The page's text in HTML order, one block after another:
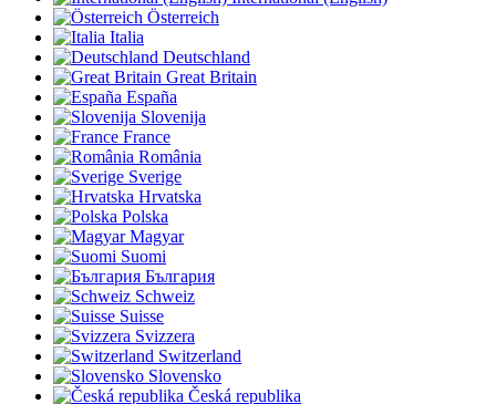
Österreich
Italia
Deutschland
Great Britain
España
Slovenija
France
România
Sverige
Hrvatska
Polska
Magyar
Suomi
България
Schweiz
Suisse
Svizzera
Switzerland
Slovensko
Česká republika